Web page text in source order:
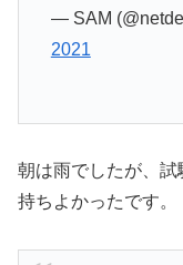
— SAM
2021
朝は雨でしたが、
持ちよかったです。